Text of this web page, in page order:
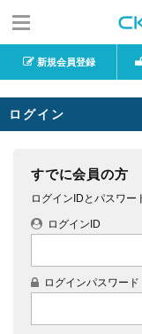
新規会員登録
ログイン
すでに会員の方
ログインIDとパスワー
ログインID
ログインパスワード